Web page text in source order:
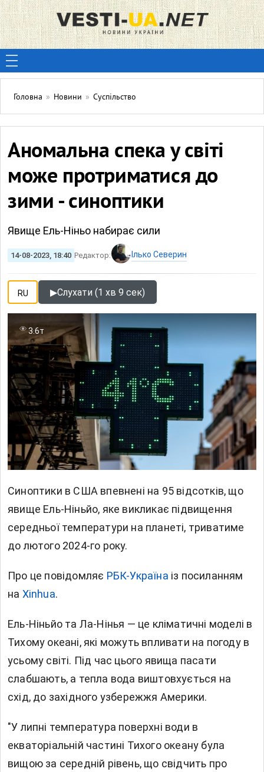
Головна » Новини » Суспільство
Аномальна спека у світі
може протриматися до
зими - синоптики
Явище Ель-Ніньо набирає сили
14-08-2023, 18:40 Редактор: Ілько Северин
RU ▶Слухати (1 хв 9 сек)
3.6т
Синоптики в США впевнені на 95 відсотків, що
явище Ель-Ніньйо, яке викликає підвищення
середньої температури на планеті, триватиме
до лютого 2024-го року.
Про це повідомляє РБК-Україна із посиланням
на Xinhua.
Ель-Ніньйо та Ла-Нінья — це кліматичні моделі в
Тихому океані, які можуть впливати на погоду в
усьому світі. Під час цього явища пасати
слабшають, а тепла вода виштовхується на
схід, до західного узбережжя Америки.
"У липні температура поверхні води в
екваторіальній частині Тихого океану була
вищою за середній рівень, що свідчить про